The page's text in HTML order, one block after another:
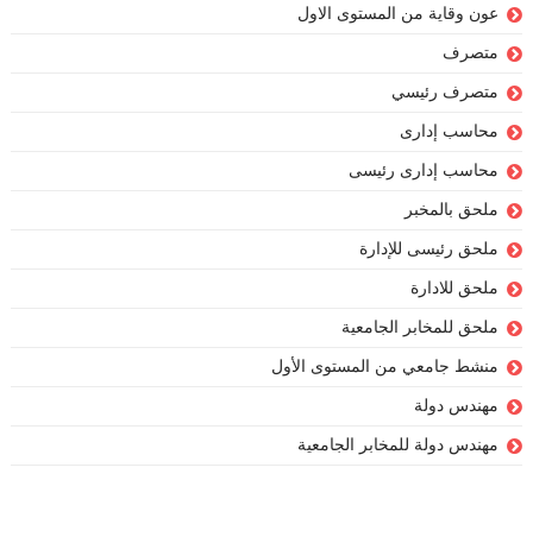
عون وقاية من المستوى الاول
متصرف
متصرف رئيسي
محاسب إدارى
محاسب إدارى رئيسى
ملحق بالمخبر
ملحق رئيسى للإدارة
ملحق للادارة
ملحق للمخابر الجامعية
منشط جامعي من المستوى الأول
مهندس دولة
مهندس دولة للمخابر الجامعية